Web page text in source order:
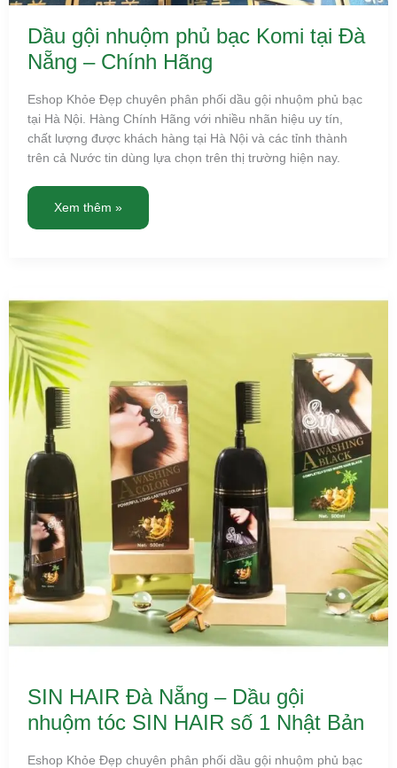
Dầu gội nhuộm phủ bạc Komi tại Đà
Nẵng – Chính Hãng
Eshop Khỏe Đẹp chuyên phân phối dầu gội nhuộm phủ bạc
tại Hà Nội. Hàng Chính Hãng với nhiều nhãn hiệu uy tín,
chất lượng được khách hàng tại Hà Nội và các tỉnh thành
trên cả Nước tin dùng lựa chọn trên thị trường hiện nay.
Xem thêm »
SIN HAIR Đà Nẵng – Dầu gội
nhuộm tóc SIN HAIR số 1 Nhật Bản
Eshop Khỏe Đẹp chuyên phân phối dầu gội nhuộm phủ bạc
HAIR
Đà
Nẵng
–
Dầu
gội
nhuộm
tóc
SIN
HAIR
số
1
Nhật
Bản